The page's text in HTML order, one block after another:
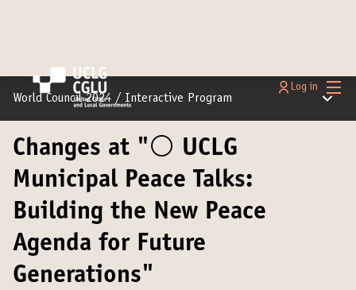
Main
Log in
World Council 2024 / Interactive Program Main
Changes at "⚪️ UCLG
Municipal Peace Talks:
Building the New Peace
Agenda for Future
Generations"